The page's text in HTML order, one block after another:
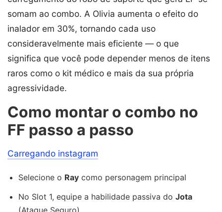
somam ao combo. A Olivia aumenta o efeito do
inalador em 30%, tornando cada uso
consideravelmente mais eficiente — o que
significa que você pode depender menos de itens
raros como o kit médico e mais da sua própria
agressividade.
Como montar o combo no
FF passo a passo
Carregando instagram
Selecione o Ray como personagem principal
No Slot 1, equipe a habilidade passiva do Jota